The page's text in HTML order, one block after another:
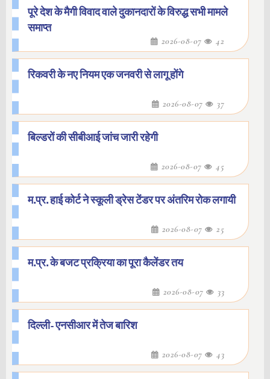
पूरे देश के मैगी विवाद वाले दुकानदारों के विरुद्ध सभी मामले
समाप्त
2026-08-07 42
रिकवरी के नए नियम एक जनवरी से लागू होंगे
2026-08-07 37
बिल्डरों की सीबीआई जांच जारी रहेगी
2026-08-07 45
म.प्र. हाई कोर्ट ने स्कूली ड्रेस टेंडर पर अंतरिम रोक लगायी
2026-08-07 25
म.प्र. के बजट प्रक्रिया का पूरा कैलेंडर तय
2026-08-07 33
दिल्ली- एनसीआर में तेज बारिश
2026-08-07 43